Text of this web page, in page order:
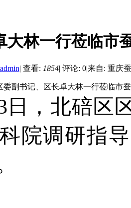
大林一行莅临市
admin| 查看: 1854| 评论: 0|来自: 重庆
委副书记、区长卓大林一行莅临市
日，北碚区
院调研指